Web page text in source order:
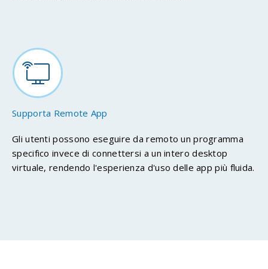
Supporta Remote App
Gli utenti possono eseguire da remoto un programma
specifico invece di connettersi a un intero desktop
virtuale, rendendo l'esperienza d'uso delle app più fluida.